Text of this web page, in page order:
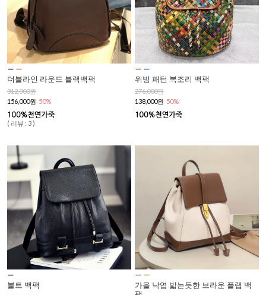
더블라인 라운드 블랙백팩
312,000원
156,000원 50%
( 리뷰 : 3 )
위빙 패턴 복조리 백팩
276,000원
138,000원 50%
볼트 백팩
가을 낙엽 밟는듯한 브라운 플랩 백